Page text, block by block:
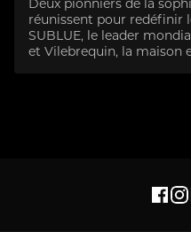
réunissent pour redéfinir
SUBLUE, le leader
et Vilebrequin, la maison